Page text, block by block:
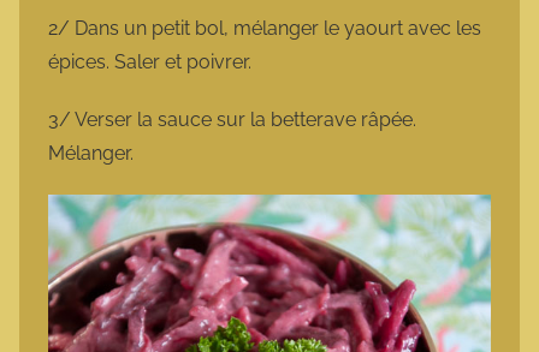
2/ Dans un petit bol, mélanger le yaourt avec les
épices. Saler et poivrer.
3/ Verser la sauce sur la betterave râpée.
Mélanger.